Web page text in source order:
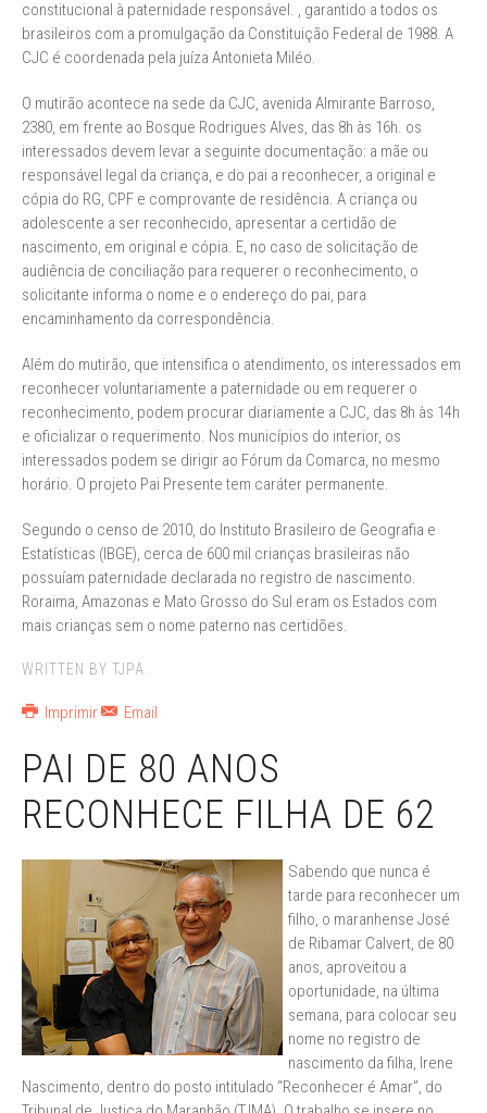
constitucional à paternidade responsável. , garantido a todos os
brasileiros com a promulgação da Constituição Federal de 1988. A
CJC é coordenada pela juíza Antonieta Miléo.
O mutirão acontece na sede da CJC, avenida Almirante Barroso,
2380, em frente ao Bosque Rodrigues Alves, das 8h às 16h. os
interessados devem levar a seguinte documentação: a mãe ou
responsável legal da criança, e do pai a reconhecer, a original e
cópia do RG, CPF e comprovante de residência. A criança ou
adolescente a ser reconhecido, apresentar a certidão de
nascimento, em original e cópia. E, no caso de solicitação de
audiência de conciliação para requerer o reconhecimento, o
solicitante informa o nome e o endereço do pai, para
encaminhamento da correspondência.
Além do mutirão, que intensifica o atendimento, os interessados em
reconhecer voluntariamente a paternidade ou em requerer o
reconhecimento, podem procurar diariamente a CJC, das 8h às 14h
e oficializar o requerimento. Nos municípios do interior, os
interessados podem se dirigir ao Fórum da Comarca, no mesmo
horário. O projeto Pai Presente tem caráter permanente.
Segundo o censo de 2010, do Instituto Brasileiro de Geografia e
Estatísticas (IBGE), cerca de 600 mil crianças brasileiras não
possuíam paternidade declarada no registro de nascimento.
Roraima, Amazonas e Mato Grosso do Sul eram os Estados com
mais crianças sem o nome paterno nas certidões.
WRITTEN BY TJPA.
Imprimir Email
PAI DE 80 ANOS
RECONHECE FILHA DE 62
Sabendo que nunca é
tarde para reconhecer um
filho, o maranhense José
de Ribamar Calvert, de 80
anos, aproveitou a
oportunidade, na última
semana, para colocar seu
nome no registro de
nascimento da filha, Irene
Nascimento, dentro do posto intitulado “Reconhecer é Amar”, do